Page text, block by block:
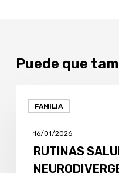
Puede que
FAMILIA
SALUDABLES
NIÑOS
NEURODIVERGENTES:
16/01/2026
RUTINAS